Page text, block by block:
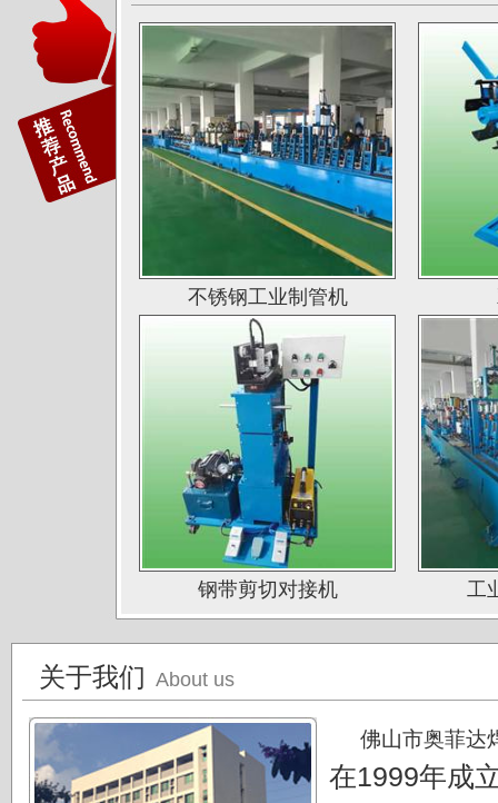
宝菜不锈钢科技（昆山）有限公司
苏州圣珀不锈钢制品有限公司
上海华钢不锈钢有限公司
常熟鑫统联不锈钢公司
广东江门斯高不锈钢公司
广东双兴集团不锈钢公司
山西太原唯太新材有限公司
山西太原大泽不锈钢公司
佛山南钛制品有限公司
广东德庆康纳国兴公司
唐山海兴金属制品厂
江苏南通中天科技股份有限公司
上海凌士通不锈钢有限公司
江苏无锡应达公司
湖南湘投金天新材（湘投集团）
江苏中天科技股份有限公司
不锈钢工业制管机
钢带剪切对接机 工
关于我们 About us
佛山市奥菲达
在1999年成